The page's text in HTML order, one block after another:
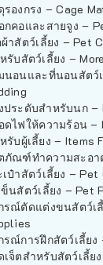
รองกรง – Cage
กคอและสายจูง –
ผ้าสัตว์เลี้ยง – Pet
รับสัตว์เลี้ยง –
นอนและที่นอนสัตว์
ประดับสำหรับนก –
ดไฟให้ความร้อน –
รับผู้เลี้ยง – Items
ภัณฑ์ทำความสะอา
เป๋าสัตว์เลี้ยง –
ข็นสัตว์เลี้ยง – Pet
รณ์ตัดแต่งขนสัตว์เ
รณ์การฝึกสัตว์เลี้ย
เจ็ตสำหรับสัตว์เลี้ย